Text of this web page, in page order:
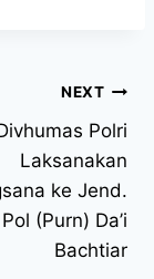
NEXT
Polri
Laksanakan
ke Jend.
Pol (Purn) Da’i
Bachtiar